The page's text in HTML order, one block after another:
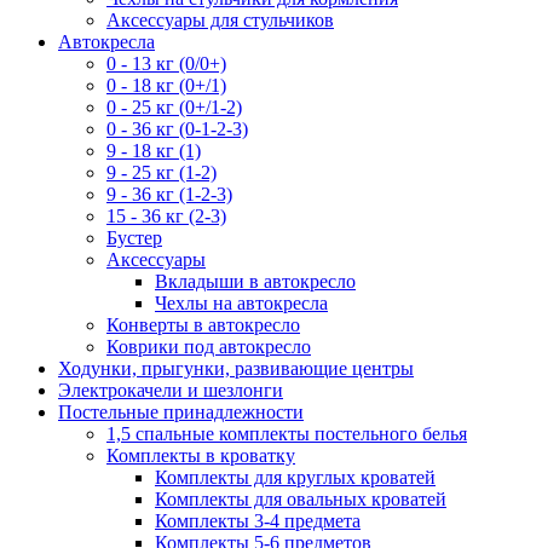
Аксессуары для стульчиков
Автокресла
0 - 13 кг (0/0+)
0 - 18 кг (0+/1)
0 - 25 кг (0+/1-2)
0 - 36 кг (0-1-2-3)
9 - 18 кг (1)
9 - 25 кг (1-2)
9 - 36 кг (1-2-3)
15 - 36 кг (2-3)
Бустер
Аксессуары
Вкладыши в автокресло
Чехлы на автокресла
Конверты в автокресло
Коврики под автокресло
Ходунки, прыгунки, развивающие центры
Электрокачели и шезлонги
Постельные принадлежности
1,5 спальные комплекты постельного белья
Комплекты в кроватку
Комплекты для круглых кроватей
Комплекты для овальных кроватей
Комплекты 3-4 предмета
Комплекты 5-6 предметов